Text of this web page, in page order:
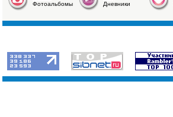
Фотоальбомы Дневники